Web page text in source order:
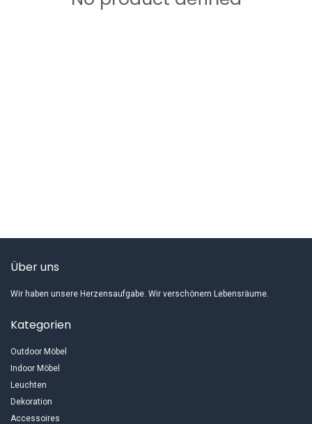
Über uns
Wir haben unsere Herzensaufgabe. Wir verschönern Lebensräume.
Kategorien
Outdoor Möbel
Indoor Möbel
Leuchten
Dekoration
Accessoires